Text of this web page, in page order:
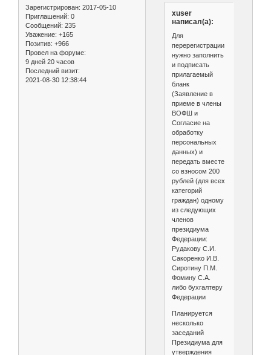
Зарегистрирован: 2017-05-10
Приглашений: 0
Сообщений: 235
Уважение: +165
Позитив: +966
Провел на форуме:
9 дней 20 часов
Последний визит:
2021-08-30 12:38:44
xuser
написал(а):
Для
перерегистрации
нужно заполнить
и подписать
прилагаемый
бланк
(Заявление в
приеме в члены
ВОФШ и
Согласие на
обработку
персональных
данных) и
передать вместе
со взносом 200
рублей (для всех
категорий
граждан) одному
из следующих
членов
президиума
Федерации:
Рудакову С.И.
Сакоренко И.В.
Сиротину П.М.
Фомину С.А.
либо бухгалтеру
Федерации
Планируется
несколько
заседаний
Президиума для
утверждения